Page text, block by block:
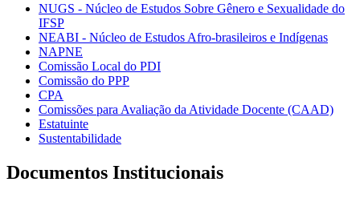
NUGS - Núcleo de Estudos Sobre Gênero e Sexualidade do
IFSP
NEABI - Núcleo de Estudos Afro-brasileiros e Indígenas
NAPNE
Comissão Local do PDI
Comissão do PPP
CPA
Comissões para Avaliação da Atividade Docente (CAAD)
Estatuinte
Sustentabilidade
Documentos Institucionais